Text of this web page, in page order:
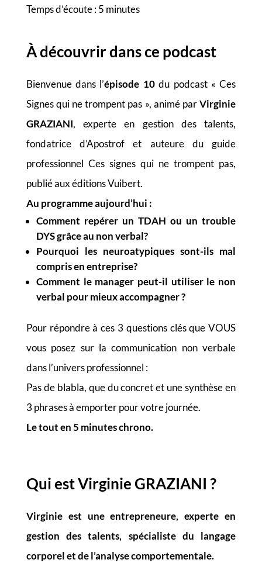
Temps d’écoute : 5 minutes
À découvrir dans ce podcast
Bienvenue dans l’épisode 10du podcast « Ces
Signes qui ne trompent pas », animé parVirginie
GRAZIANI, experte en gestion des talents,
fondatrice d’Apostrof et auteure du guide
professionnel Ces signes qui ne trompent pas,
publié aux éditions Vuibert.
Au programme aujourd’hui :
Comment repérer un TDAH ou un trouble
DYS grâce au non verbal?
Pourquoi les neuroatypiques sont-ils mal
compris en entreprise?
Comment le manager peut-il utiliser le non
verbal pour mieux accompagner ?
Pour répondre à ces 3 questions clés que VOUS
vous posez sur la communication non verbale
dans l’univers professionnel :
Pas de blabla, que du concret et une synthèse en
3 phrases à emporter pour votre journée.
Le tout en 5 minutes chrono.
Qui est Virginie GRAZIANI ?
Virginie est une entrepreneure, experte en
gestion des talents, spécialiste du langage
corporelet de l’analyse comportementale.